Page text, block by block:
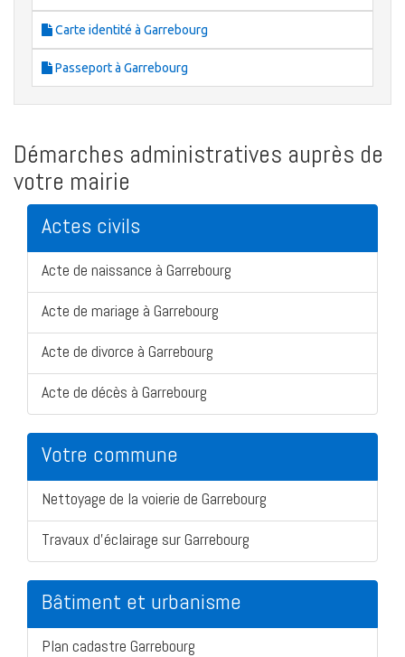
Carte identité à Garrebourg
Passeport à Garrebourg
Démarches administratives auprès de
votre mairie
Actes civils
Acte de naissance à Garrebourg
Acte de mariage à Garrebourg
Acte de divorce à Garrebourg
Acte de décès à Garrebourg
Votre commune
Nettoyage de la voierie de Garrebourg
Travaux d'éclairage sur Garrebourg
Bâtiment et urbanisme
Plan cadastre Garrebourg